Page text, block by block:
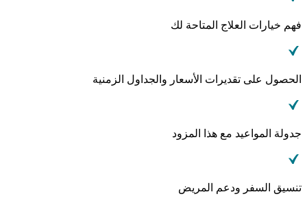
فهم خيارات العلاج المتاحة لك
الحصول على تقديرات الأسعار والجداول الزمنية
جدولة المواعيد مع هذا المزود
تنسيق السفر ودعم المريض